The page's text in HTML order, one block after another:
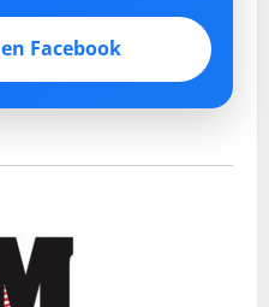
Facebook